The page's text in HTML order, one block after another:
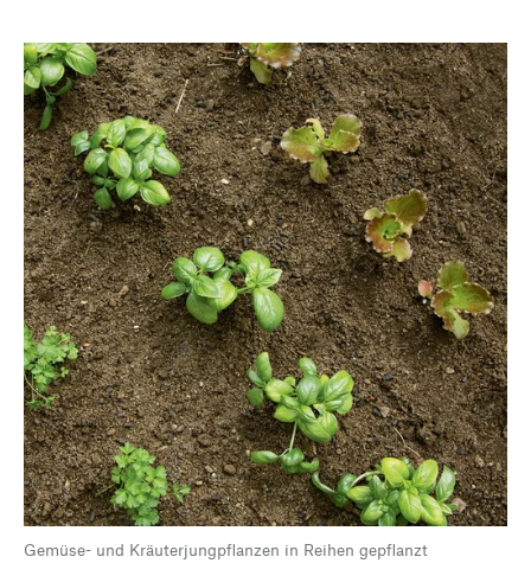
Gemüse- und Kräuterjungpflanzen in Reihen gepflanzt